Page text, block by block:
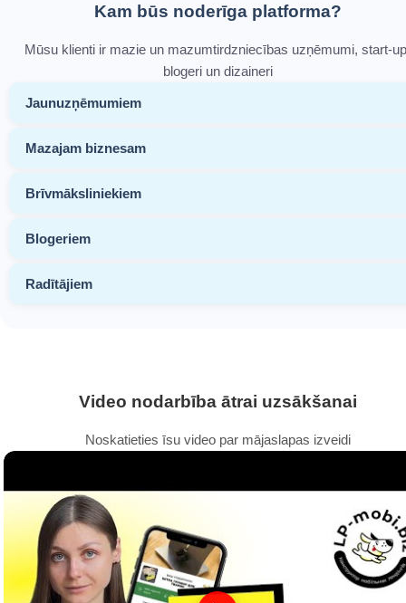
Kam būs noderīga platforma?
Mūsu klienti ir mazie un mazumtirdzniecības uzņēmumi, start-
blogeri un dizaineri
Jaunuzņēmumiem
Mazajam biznesam
Brīvmāksliniekiem
Blogeriem
Radītājiem
Video nodarbība ātrai uzsākšanai
Noskatieties īsu video par mājaslapas izveidi